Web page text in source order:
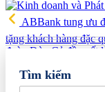
ABBank tung ưu
tặng khách hàng đặc
đoàn Đèo Cả đề xuất
Hải quan Lào Cai
thực phẩm và nhiều
Tìm kiếm